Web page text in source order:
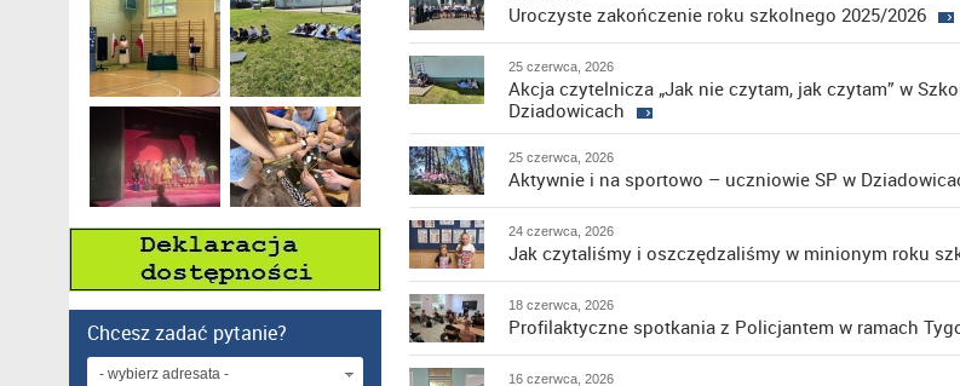
Chcesz zadać pytanie?
- wybierz adresata -
Uroczyste zakończenie roku szkolnego 2025/2026
25 czerwca, 2026
Akcja czytelnicza „Jak nie czytam, jak czytam” w
Dziadowicach
25 czerwca, 2026
Aktywnie i na sportowo – uczniowie SP w
24 czerwca, 2026
Jak czytaliśmy i oszczędzaliśmy w minionym roku
18 czerwca, 2026
Profilaktyczne spotkania z Policjantem w ramach
16 czerwca, 2026